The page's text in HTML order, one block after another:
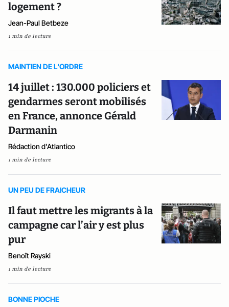
logement ?
Jean-Paul Betbeze
1 min de lecture
MAINTIEN DE L'ORDRE
14 juillet : 130.000 policiers et
gendarmes seront mobilisés
en France, annonce Gérald
Darmanin
Rédaction d'Atlantico
1 min de lecture
UN PEU DE FRAICHEUR
Il faut mettre les migrants à la
campagne car l’air y est plus
pur
Benoît Rayski
1 min de lecture
BONNE PIOCHE